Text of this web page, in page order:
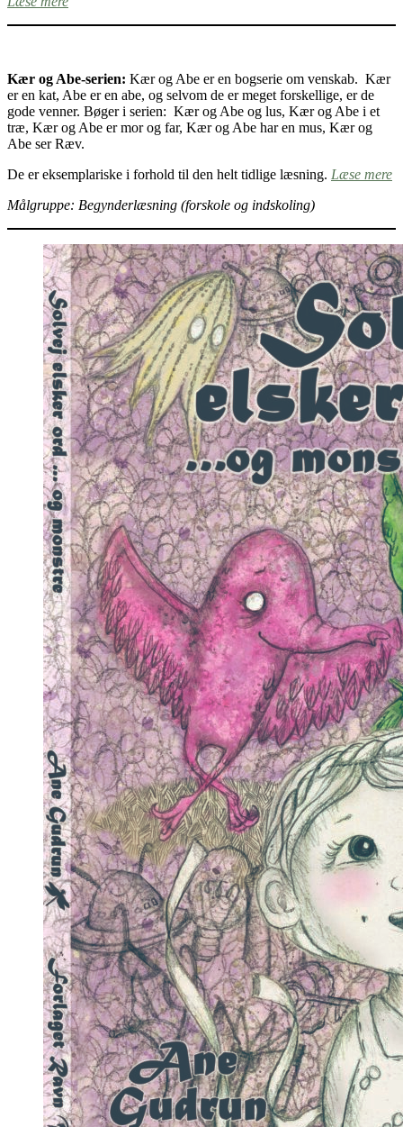
Kær og Abe-serien: Kær og Abe er en bogserie om venskab. Kær
er en kat, Abe er en abe, og selvom de er meget forskellige, er de
gode venner. Bøger i serien: Kær og Abe og lus, Kær og Abe i et
træ, Kær og Abe er mor og far, Kær og Abe har en mus, Kær og
Abe ser Ræv.
De er eksemplariske i forhold til den helt tidlige læsning. Læse mere
Målgruppe: Begynderlæsning (forskole og indskoling)